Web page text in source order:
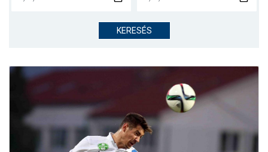
CSAPATOK
SZURKOLÓI ÉLMÉNYEK
KERESÉS